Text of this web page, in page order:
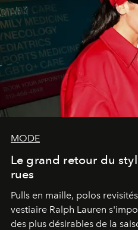
MODE
Le grand retour du
rues
Pulls en maille, polos
vestiaire Ralph Lauren
des plus désirables de la